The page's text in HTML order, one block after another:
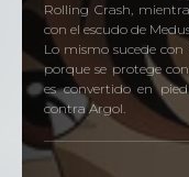
Rolling Crash,
con el escudo de
Lo mismo sucede con
porque se protege
es convertido en
contra Argol.